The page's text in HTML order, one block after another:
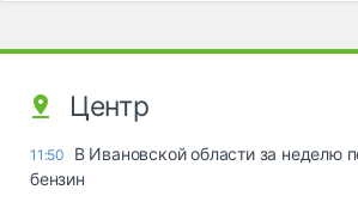
Центр
11:50
В Ивановской области за неделю
бензин